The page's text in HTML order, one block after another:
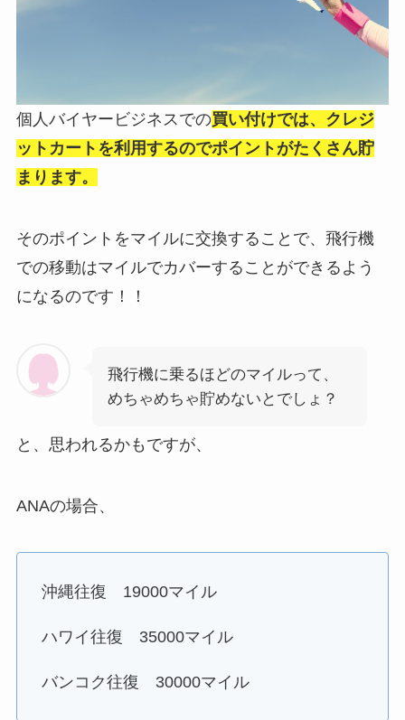
個人バイヤービジネスでの買い付けでは、クレジ
ットカートを利用するのでポイントがたくさん貯
まります。
そのポイントをマイルに交換することで、飛行機
での移動はマイルでカバーすることができるよう
になるのです！！
飛行機に乗るほどのマイルって、
めちゃめちゃ貯めないとでしょ？
と、思われるかもですが、
ANAの場合、
沖縄往復 19000マイル
ハワイ往復 35000マイル
バンコク往復 30000マイル